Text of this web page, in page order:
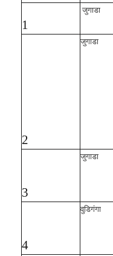
1
जुगाडा
2
जुगाडा
3
जुगाडा
4
वुडिगंगा